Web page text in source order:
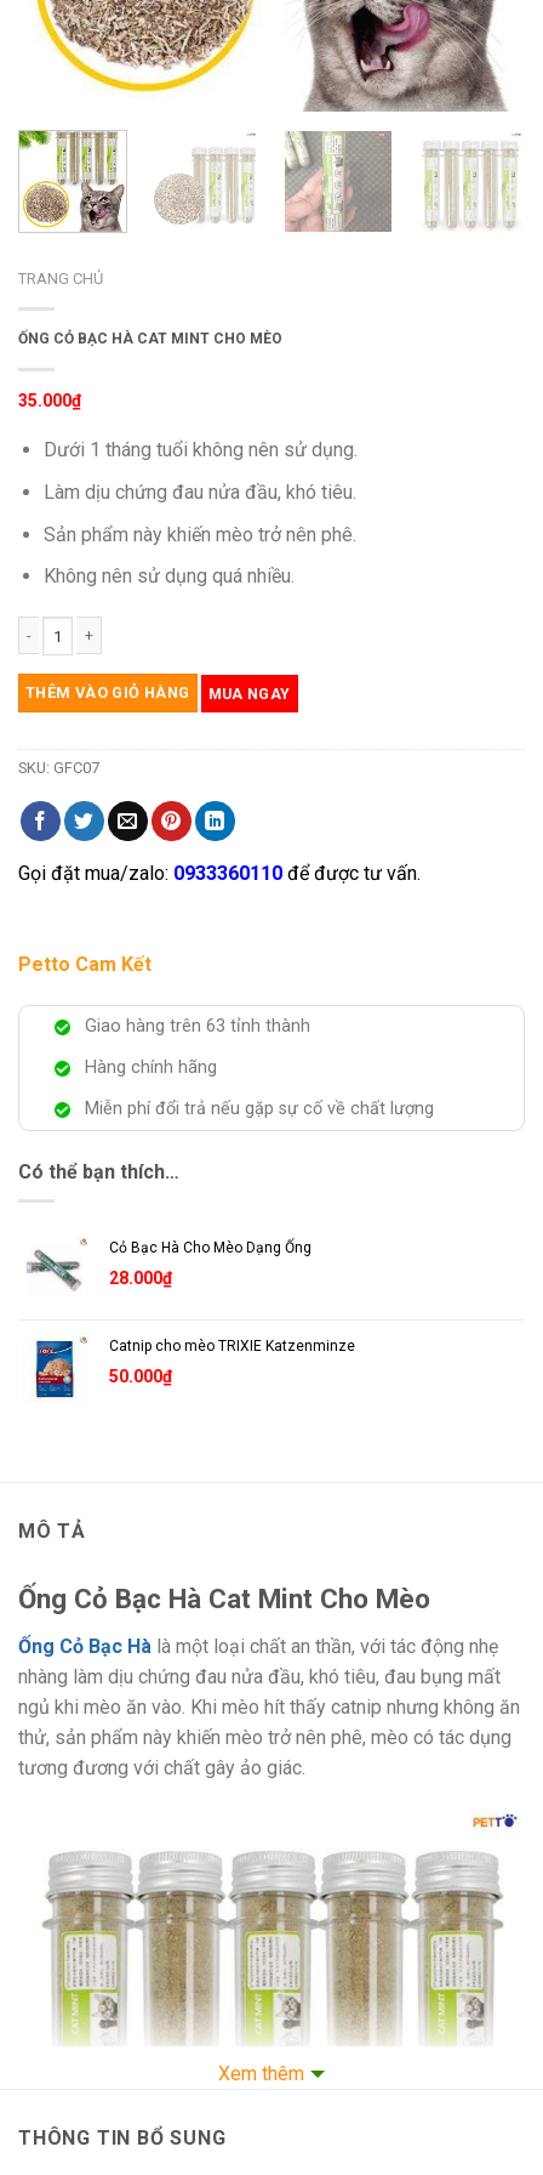
TRANG CHỦ
ỐNG CỎ BẠC HÀ CAT MINT CHO MÈO
35.000₫
Dưới 1 tháng tuổi không nên sử dụng.
Làm dịu chứng đau nửa đầu, khó tiêu.
Sản phẩm này khiến mèo trở nên phê.
Không nên sử dụng quá nhiều.
THÊM VÀO GIỎ HÀNG MUA NGAY
SKU: GFC07
Gọi đặt mua/zalo: 0933360110 để được tư vấn.
Petto Cam Kết
Giao hàng trên 63 tỉnh thành
Hàng chính hãng
Miễn phí đổi trả nếu gặp sự cố về chất lượng
Có thể bạn thích…
Cỏ Bạc Hà Cho Mèo Dạng Ống
28.000₫
Catnip cho mèo TRIXIE Katzenminze
50.000₫
MÔ TẢ
Ống Cỏ Bạc Hà Cat Mint Cho Mèo
Ống Cỏ Bạc Hà là một loại chất an thần, với tác động nhẹ
nhàng làm dịu chứng đau nửa đầu, khó tiêu, đau bụng mất
ngủ khi mèo ăn vào. Khi mèo hít thấy catnip nhưng không ăn
thử, sản phẩm này khiến mèo trở nên phê, mèo có tác dụng
tương đương với chất gây ảo giác.
Xem thêm
THÔNG TIN BỔ SUNG